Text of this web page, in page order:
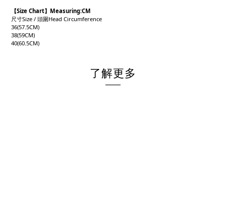
【Size Chart】Measuring:CM
尺寸Size / 頭圍Head Circumference
36(57.5CM)
38(59CM)
40(60.5CM)
了解更多